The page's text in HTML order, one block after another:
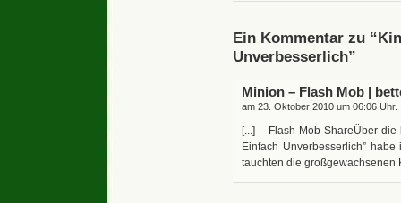
Ein Kommentar zu
Unverbesserlich”
Minion – Flash Mob |
am 23. Oktober 2010 um 06:06 Uhr.
[...] – Flash Mob ShareÜber
Einfach Unverbesserlich”
tauchten die großgewachsenen